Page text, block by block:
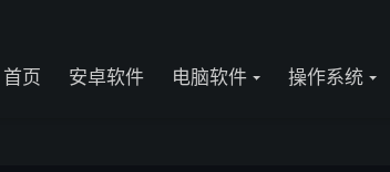
首页 安卓软件 电脑软件 操作系统